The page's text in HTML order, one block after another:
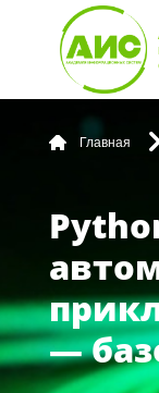
Главная
—